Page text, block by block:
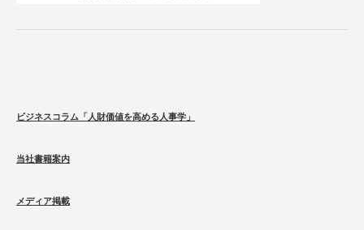
ビジネスコラム「人財価値を高める人事学」
当社書籍案内
メディア掲載